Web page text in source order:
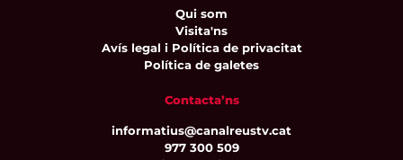
Qui som
Visita'ns
Avís legal i Política de privacitat
Política de galetes
Contacta’ns
informatius@canalreustv.cat
977 300 509